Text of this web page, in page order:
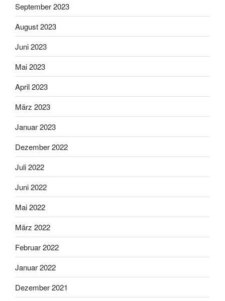
September 2023
August 2023
Juni 2023
Mai 2023
April 2023
März 2023
Januar 2023
Dezember 2022
Juli 2022
Juni 2022
Mai 2022
März 2022
Februar 2022
Januar 2022
Dezember 2021